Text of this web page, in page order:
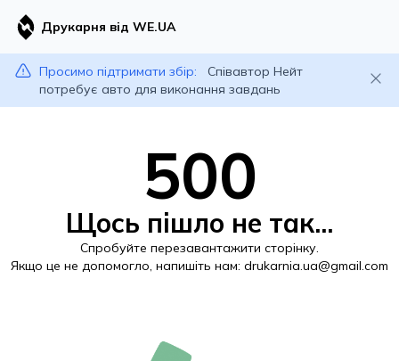
Друкарня від WE.UA
Просимо підтримати збір:
Співавтор Нейт
потребує авто для виконання завдань
500
Щось пішло не так...
Спробуйте перезавантажити сторінку.
Якщо це не допомогло, напишіть нам: drukarnia.ua@gmail.com